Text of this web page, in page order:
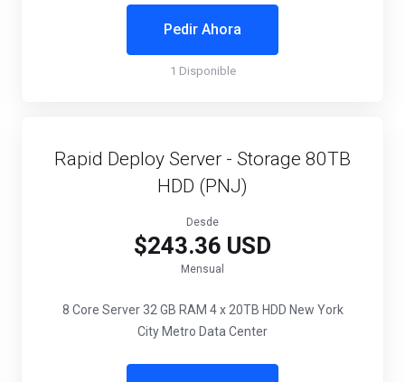
Pedir Ahora
1 Disponible
Rapid Deploy Server - Storage 80TB
HDD (PNJ)
Desde
$243.36 USD
Mensual
8 Core Server32 GB RAM 4 x 20TB HDD New York
City Metro Data Center